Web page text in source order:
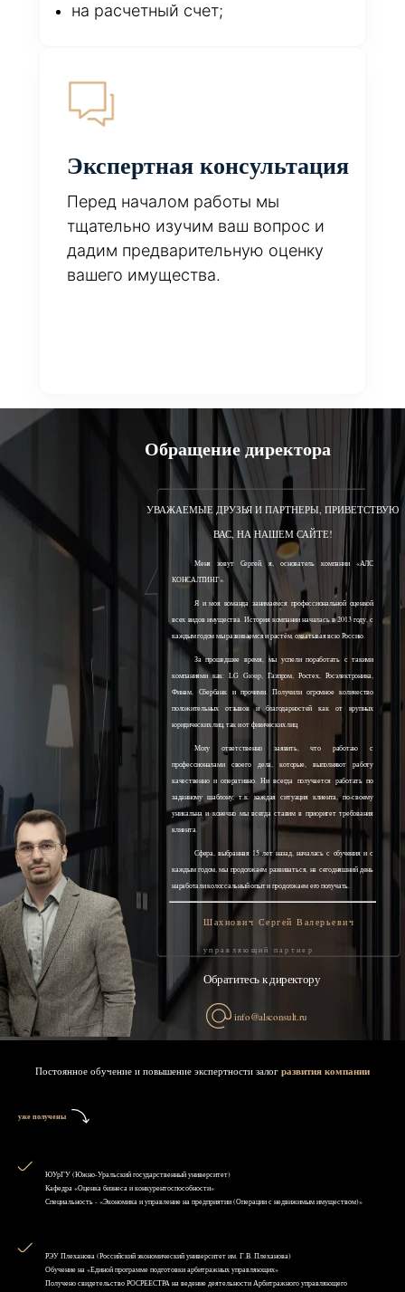
на расчетный счет;
Экспертная консультация
Перед началом работы мы
тщательно изучим ваш вопрос и
дадим предварительную оценку
вашего имущества.
Обращение директора
УВАЖАЕМЫЕ ДРУЗЬЯ И ПАРТНЕРЫ, ПРИВЕТСТВУЮ
ВАС, НА НАШЕМ САЙТЕ!
Меня зовут Сергей, я, основатель компании «АЛС
КОНСАЛТИНГ».
Я и моя команда занимаемся профессиональной оценкой
всех видов имущества. История компании началась в 2013 году, с
каждым годом мы развиваемся и растём, охватывая всю Россию.
За прошедшее время, мы успели поработать с такими
компаниями как: LG Group, Газпром, Ростех, Росэлектроника,
Финам, Сбербанк и прочими. Получили огромное количество
положительных отзывов и благодарностей как от крупных
юридических лиц, так и от физических лиц.
Могу ответственно заявить, что работаю с
профессионалами своего дела, которые, выполняют работу
качественно и оперативно. Ни всегда получается работать по
заданному шаблону, т.к. каждая ситуация клиента, по-своему
уникальна и конечно мы всегда ставим в приоритет требования
клиента.
Сфера, выбранная 15 лет назад, началась с обучения и с
каждым годом, мы продолжаем развиваться, на сегодняшний день
наработали колоссальный опыт и продолжаем его получать.
Шахнович Сергей Валерьевич
управляющий партнер
Обратитесь к директору
info@alsconsult.ru
Постоянное обучение и повышение экспертности залог развития компании
уже получены
ЮУрГУ (Южно-Уральский государственный университет)
Кафедра «Оценка бизнеса и конкурентоспособности»
Специальность - «Экономика и управление на предприятии (Операции с недвижимым имуществом)»
РЭУ Плеханова (Российский экономический университет им. Г.В. Плеханова)
Обучение на «Единой программе подготовки арбитражных управляющих»
Получено свидетельство РОСРЕЕСТРА на ведение деятельности Арбитражного управляющего